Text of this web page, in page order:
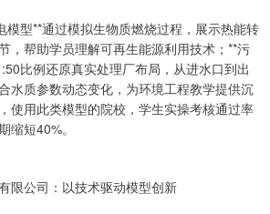
模型**通过模拟生物质燃烧过程，展示热能转
，帮助学员理解可再生能源利用技术；**污
比例还原真实处理厂布局，从进水口到出
水质参数动态变化，为环境工程教学提供沉
使用此类模型的院校，学生实操考核通过率
缩短40%。
限公司：以技术驱动模型创新